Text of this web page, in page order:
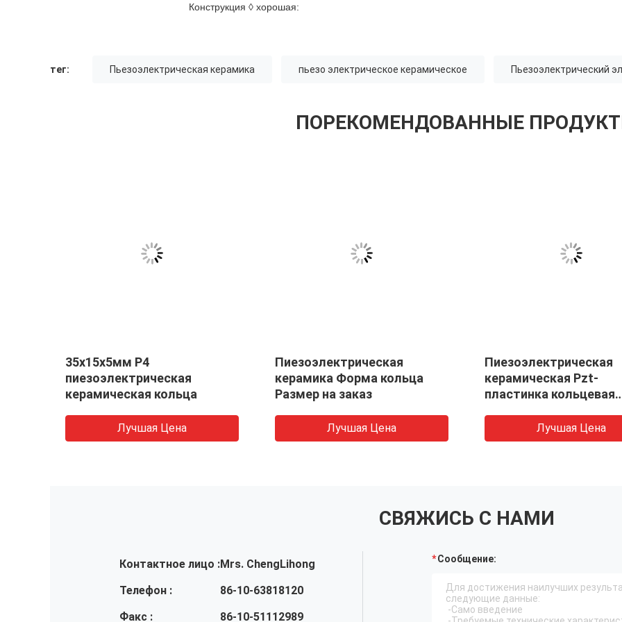
Конструкция ◊ хорошая:
тег: Пьезоэлектрическая керамика пьезо электрическое керамическое Пьезоэлектрический
ПОРЕКОМЕНДОВАННЫЕ
35x15x5мм P4
пиезоэлектрическая
керамическая кольца
Лучшая Цена
Пиезоэлектрическая
керамика Форма кольца
Размер на заказ
Лучшая Цена
Пиезоэлектрическая
керамическая Pzt-
пластинка кольцевая
Лучшая Цена
СВЯЖИСЬ С НАМИ
Контактное лицо :Mrs. ChengLihong
Телефон :
86-10-63818120
Факс :
86-10-51112989
Сообщение: